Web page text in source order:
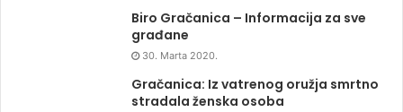
Biro Gračanica – Informacija za sve
građane
30. Marta 2020.
Gračanica: Iz vatrenog oružja smrtno
stradala ženska osoba